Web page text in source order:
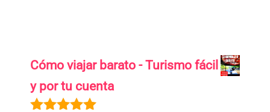
Cómo viajar barato - Turismo fácil
y por tu cuenta